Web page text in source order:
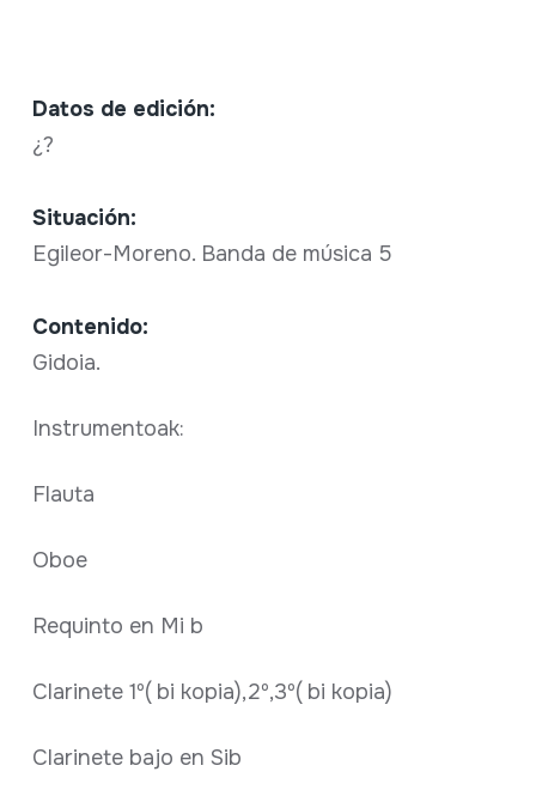
Datos de edición:
¿?
Situación:
Egileor-Moreno. Banda de música 5
Contenido:
Gidoia.
Instrumentoak:
Flauta
Oboe
Requinto en Mi b
Clarinete 1º( bi kopia),2º,3º( bi kopia)
Clarinete bajo en Sib